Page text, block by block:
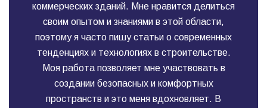
коммерческих зданий. Мне нравится делиться
своим опытом и знаниями в этой области,
поэтому я часто пишу статьи о современных
тенденциях и технологиях в строительстве.
Моя работа позволяет мне участвовать в
создании безопасных и комфортных
пространств и это меня вдохновляет. В